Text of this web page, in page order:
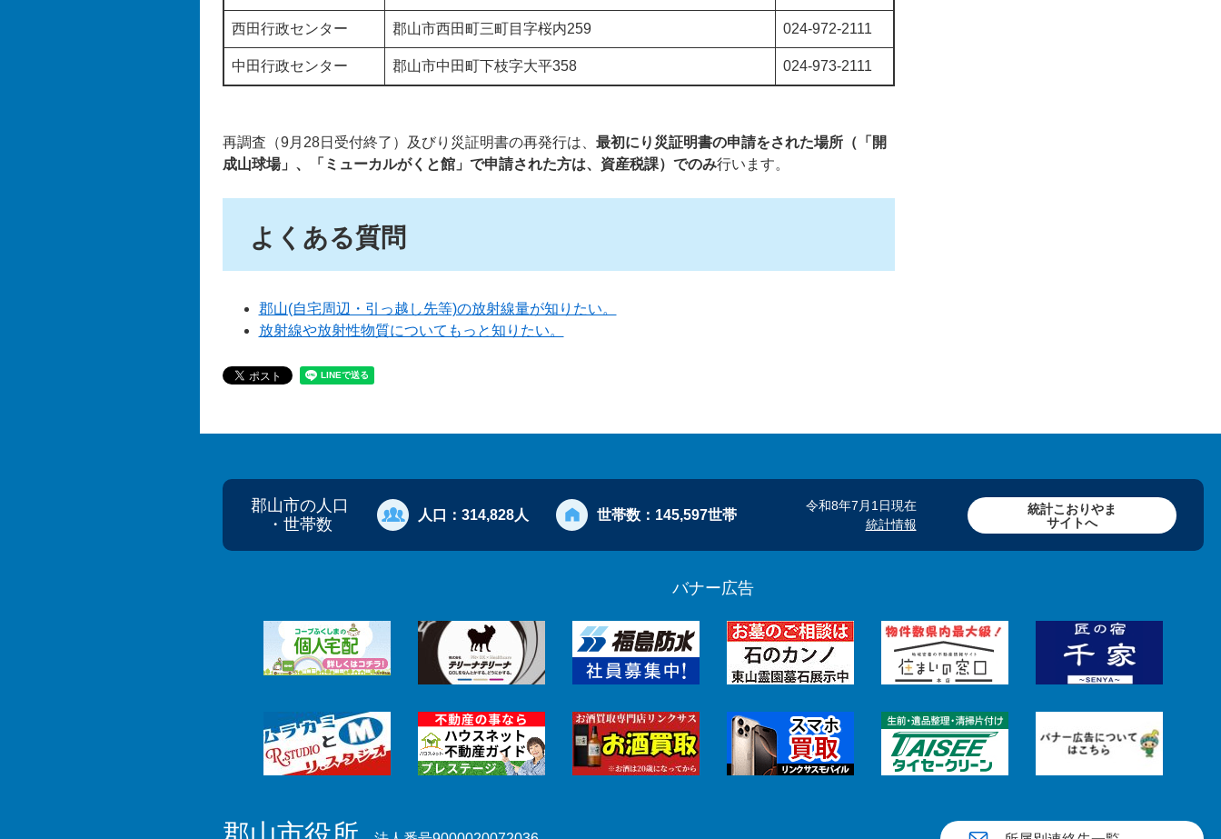
西田行政センター 郡山市西田町三町目字桜内259 024-972-2111
中田行政センター 郡山市中田町下枝字大平358 024-973-2111
再調査（9月28日受付終了）及びり災証明書の再発行は、 最初にり災証明書の申請をされた場所（「開
成山球場」、「ミューカルがくと館」で申請された方は、資産税課） でのみ行います。
よくある質問
郡山(自宅周辺・引っ越し先等)の放射線量が知りたい。
放射線や放射性物質についてもっと知りたい。
郡山市の人口
・世帯数
人口： 314,828人 世帯数： 145,597世帯
令和8年7月1日現在
統計情報
統計こおりやま
サイトへ
バナー広告